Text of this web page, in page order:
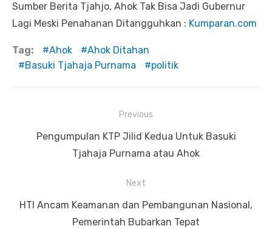
Sumber Berita Tjahjo, Ahok Tak Bisa Jadi Gubernur
Lagi Meski Penahanan Ditangguhkan : Kumparan.com
Tag: Ahok
Ahok Ditahan
Basuki Tjahaja Purnama
politik
Previous
Previous
Pengumpulan KTP Jilid Kedua Untuk Basuki
Tjahaja Purnama atau Ahok
Next
Next
HTI Ancam Keamanan dan Pembangunan Nasional,
Pemerintah Bubarkan Tepat